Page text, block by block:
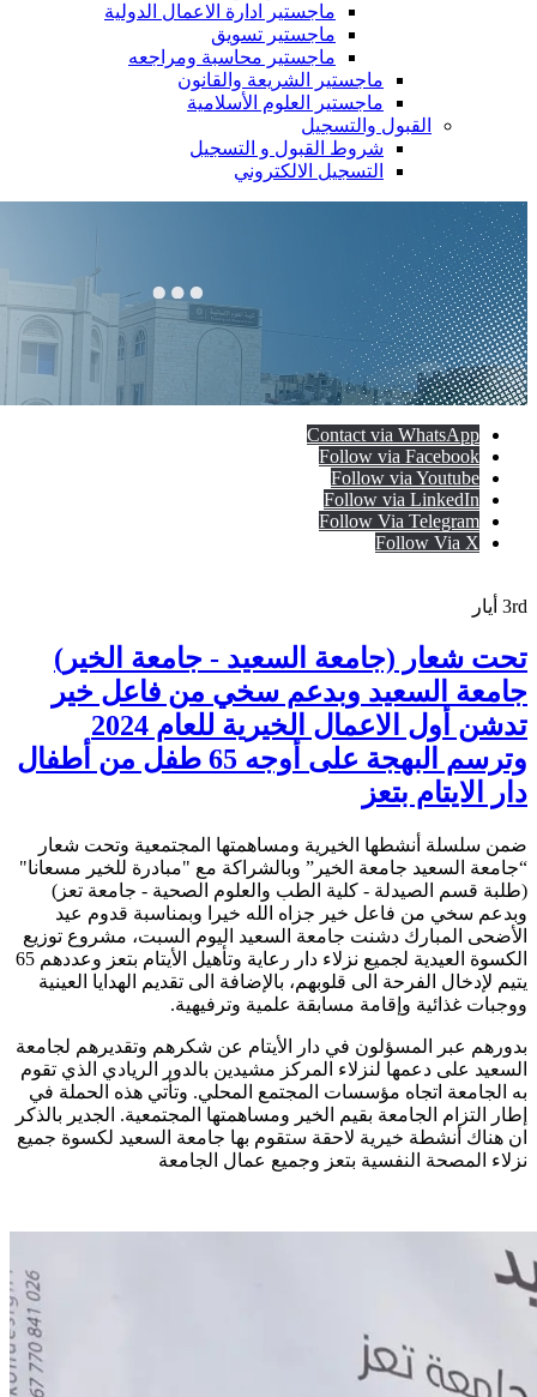
ماجستير ادارة الاعمال الدولية
ماجستير تسويق
ماجستير محاسبة ومراجعه
ماجستير الشريعة والقانون
ماجستير العلوم الأسلامية
القبول والتسجيل
شروط القبول و التسجيل
التسجيل الالكتروني
Contact via WhatsApp
Follow via Facebook
Follow via Youtube
Follow via LinkedIn
Follow Via Telegram
Follow Via X
3rd أيار
تحت شعار (جامعة السعيد - جامعة الخير)
جامعة السعيد وبدعم سخي من فاعل خير
تدشن أول الاعمال الخيرية للعام 2024
وترسم البهجة على أوجه 65 طفل من أطفال
دار الايتام بتعز
ضمن سلسلة أنشطها الخيرية ومساهمتها المجتمعية وتحت شعار
“جامعة السعيد جامعة الخير” وبالشراكة مع "مبادرة للخير مسعانا"
(طلبة قسم الصيدلة - كلية الطب والعلوم الصحية - جامعة تعز)
وبدعم سخي من فاعل خير جزاه الله خيرا وبمناسبة قدوم عيد
الأضحى المبارك دشنت جامعة السعيد اليوم السبت، مشروع توزيع
الكسوة العيدية لجميع نزلاء دار رعاية وتأهيل الأيتام بتعز وعددهم 65
يتيم لإدخال الفرحة الى قلوبهم، بالإضافة الى تقديم الهدايا العينية
ووجبات غذائية وإقامة مسابقة علمية وترفيهية.
بدورهم عبر المسؤلون في دار الأيتام عن شكرهم وتقديرهم لجامعة
السعيد على دعمها لنزلاء المركز مشيدين بالدور الريادي الذي تقوم
به الجامعة اتجاه مؤسسات المجتمع المحلي. وتأتي هذه الحملة في
إطار التزام الجامعة بقيم الخير ومساهمتها المجتمعية. الجدير بالذكر
ان هناك أنشطة خيرية لاحقة ستقوم بها جامعة السعيد لكسوة جميع
نزلاء المصحة النفسية بتعز وجميع عمال الجامعة